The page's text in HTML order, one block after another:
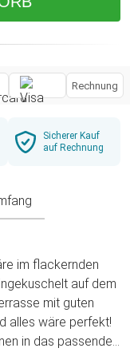
Rechnung
Sicherer Kauf
auf Rechnung
im flackernden
auf dem
mit guten
alles wäre perfekt!
in das passende